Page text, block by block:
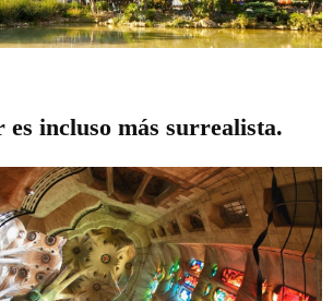
incluso más surrealista.